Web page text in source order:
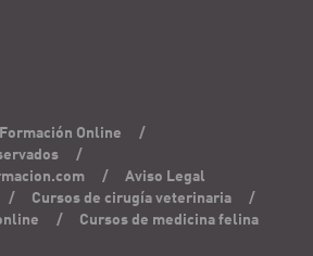
Online
/
/
/
Aviso Legal
/ Cursos de cirugía veterinaria
/
/ Cursos de medicina felina